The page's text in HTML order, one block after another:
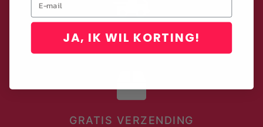
LEVERING MET DHL
Binnen 2-4 werkdagen
GRATIS VERZENDING
JA, IK WIL KORTING!